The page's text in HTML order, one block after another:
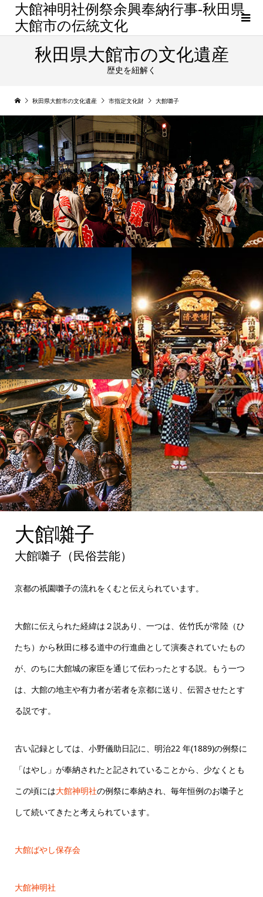
大館神明社例祭余興奉納行事-秋田県
大館市の伝統文化
秋田県大館市の文化遺産
歴史を紐解く
秋田県大館市の文化遺産 市指定文化財 大館囃子
大館囃子 駅前大館囃子共
演
大館囃子 大豊講
大館囃子
大館囃子（民俗芸能）
京都の祇園囃子の流れをくむと伝えられています。
大館に伝えられた経緯は２説あり、一つは、佐竹氏が常陸（ひ
たち）から秋田に移る道中の行進曲として演奏されていたもの
が、のちに大館城の家臣を通じて伝わったとする説。もう一つ
は、大館の地主や有力者が若者を京都に送り、伝習させたとす
る説です。
古い記録としては、小野儀助日記に、明治22 年(1889)の例祭に
「はやし」が奉納されたと記されていることから、少なくとも
この頃には大館神明社の例祭に奉納され、毎年恒例のお囃子と
して続いてきたと考えられています。
大館ばやし保存会
大館神明社